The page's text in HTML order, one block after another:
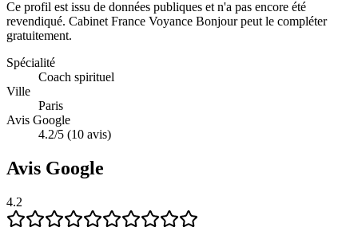
Ce profil est issu de données publiques et n'a pas encore été
revendiqué. Cabinet France Voyance Bonjourpeut le compléter
gratuitement.
Spécialité
Coach spirituel
Ville
Paris
Avis Google
4.2/5 (10 avis)
Avis Google
4.2